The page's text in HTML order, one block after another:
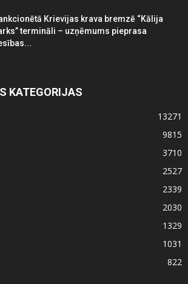
Krievijas krava bremzē “Kālija
termināli – uzņēmums pieprasa
KATEGORIJAS
13271
9815
3710
2527
2339
2030
1329
1031
822